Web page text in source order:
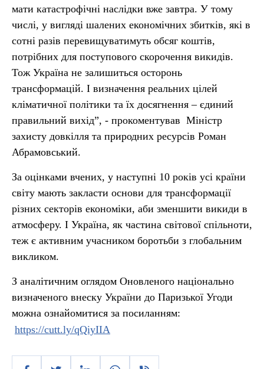
мати катастрофічні наслідки вже завтра. У тому
числі, у вигляді шалених економічних збитків, які в
сотні разів перевищуватимуть обсяг коштів,
потрібних для поступового скорочення викидів.
Тож Україна не залишиться осторонь
трансформацій. І визначення реальних цілей
кліматичної політики та їх досягнення – єдиний
правильний вихід”, - прокоментував Міністр
захисту довкілля та природних ресурсів Роман
Абрамовський.
За оцінками вчених, у наступні 10 років усі країни
світу мають закласти основи для трансформації
різних секторів економіки, аби зменшити викиди в
атмосферу. І Україна, як частина світової спільноти,
теж є активним учасником боротьби з глобальним
викликом.
З аналітичним оглядом Оновленого національно
визначеного внеску України до Паризької Угоди
можна ознайомитися за посиланням:
https://cutt.ly/qQiyIIA